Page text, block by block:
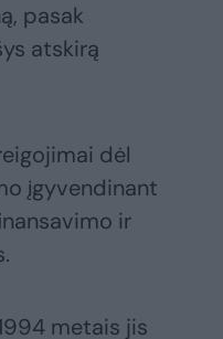
pasak
atskirą
dėl
įgyvendinant
ir
metais jis